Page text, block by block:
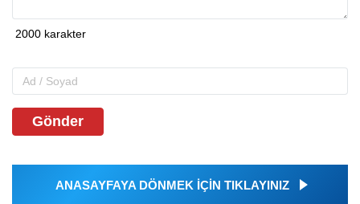
Gönder
ANASAYFAYA DÖNMEK İÇİN TIKLAYINIZ